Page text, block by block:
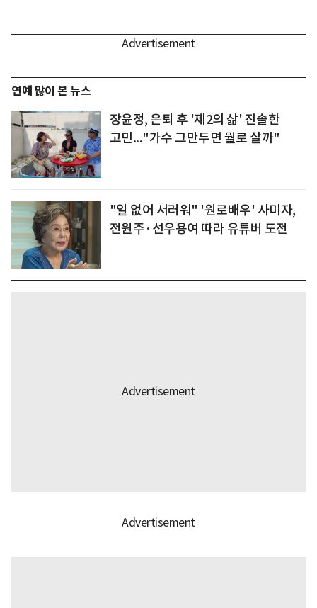
연예 많이 본 뉴스
장윤정, 은퇴 후 '제2의 삶' 진솔한
고민..."가수 그만두면 뭘로 살까"
"일 없어 서러워" '원로배우' 사미자,
전원주·선우용여 따라 유튜버 도전